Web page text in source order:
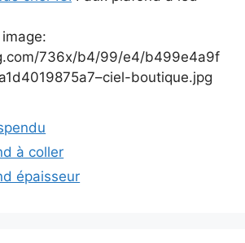
736x/b4/99/e4/b499e4a9f
boutique.jpg
à coller
épaisseur